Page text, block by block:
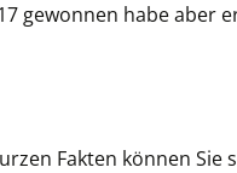
gewonnen habe aber
Fakten können Sie